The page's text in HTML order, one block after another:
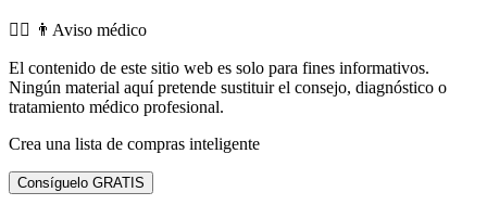
👨‍⚕️️ 👨Aviso médico
El contenido de este sitio web es solo para fines informativos.
Ningún material aquí pretende sustituir el consejo, diagnóstico o
tratamiento médico profesional.
Crea una lista de compras inteligente
Consíguelo GRATIS